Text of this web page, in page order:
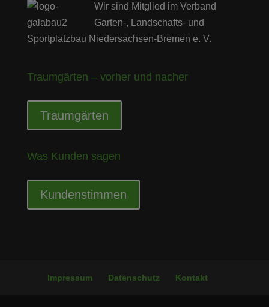
Wir sind Mitglied im Verband
Garten-, Landschafts- und
Sportplatzbau Niedersachsen-Bremen e. V.
Traumgärten – vorher und nacher
Traumgärten
Was Kunden sagen
Kundenstimmen
Impressum Datenschutz Kontakt